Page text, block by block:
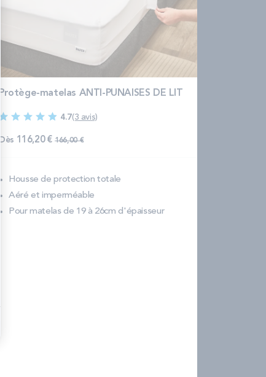
Protège-matelas ANTI-PUNAISES DE LIT
4.7(3 avis)
Dès 116,20 € Prix normal
166,00 €
Housse de protection totale
Aéré et imperméable
Pour matelas de 19 à 26cm d'épaisseur